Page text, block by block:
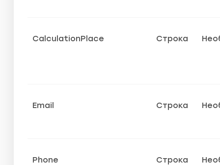
CalculationPlace Строка
Email Строка
Phone Строка